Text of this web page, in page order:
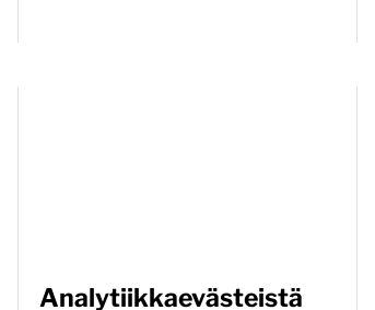
Analytiikkaevästeistä